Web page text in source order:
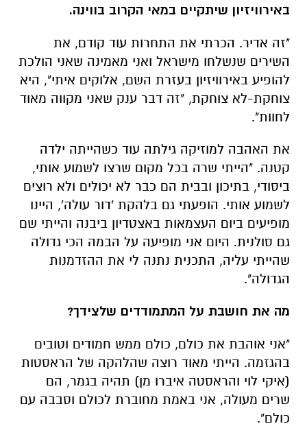
באירוויזיון שיתקיים במאי הקרוב בווינה.
"זה אדיר. הכרתי את התחרות עוד קודם, את
השירים שנשלחו מישראל ואני מאמינה שאני הולכת
להופיע באירוויזיון בעזרת השם, אלוקים איתי", היא
צוחקת-לא צוחקת, "זה דבר ענק שאני מקווה מאוד
לחוות".
את האהבה למוזיקה גילתה עוד כשהייתה ילדה
קטנה. "הייתי שרה בכל מקום שרצו לשמוע אותי,
ביסודי, בתיכון ובבית הם כבר לא יכולים ולא רוצים
לשמוע אותי. הופעתי גם בלהקת 'דור עולה', היינו
מופיעים ביום העצמאות באצטדיון ביבנה והייתי שם
גם סולנית. היום אני מופיעה על הבמה הכי גדולה
שהייתי עליה, התכנית נתנה לי את ההזדמנות
הגדולה".
מה את חושבת על המתמודדים שלצידך?
"אני אוהבת את כולם, כולם ממש חמודים וטובים
בהגזמה. הייתי מאוד רוצה שהלהקה של הראסטות
(איקי לוי והראסטה איברו מן) תהיה בגמר, הם
שרים מעולה, אני באמת מחוברת לכולם וסבבה עם
כולם".